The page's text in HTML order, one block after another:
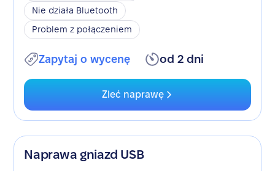
Nie działa Bluetooth
Problem z połączeniem
Zapytaj o wycenę od 2 dni
Zleć naprawę
Naprawa gniazd USB